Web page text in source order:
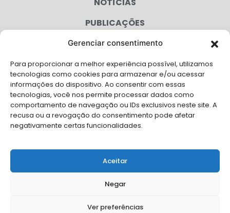
Gerenciar consentimento
Para proporcionar a melhor experiência possível, utilizamos
tecnologias como cookies para armazenar e/ou acessar
informações do dispositivo. Ao consentir com essas
tecnologias, você nos permite processar dados como
comportamento de navegação ou IDs exclusivos neste site. A
recusa ou a revogação do consentimento pode afetar
negativamente certas funcionalidades.
Aceitar
Negar
Ver preferências
NOTÍCIAS
PUBLICAÇÕES
CONGRESSO
AGENDA
CAMPANHAS
SERVIÇOS
FILIADAS
FALE CONOSCO
Solicite Apoio Institucional da AMB para o seu evento